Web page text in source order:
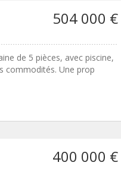
504 000 €
de 5 pièces, avec piscine,
commodités. Une prop
400 000 €